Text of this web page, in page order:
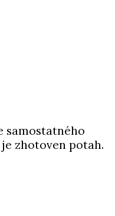
samostatného
zhotoven potah.